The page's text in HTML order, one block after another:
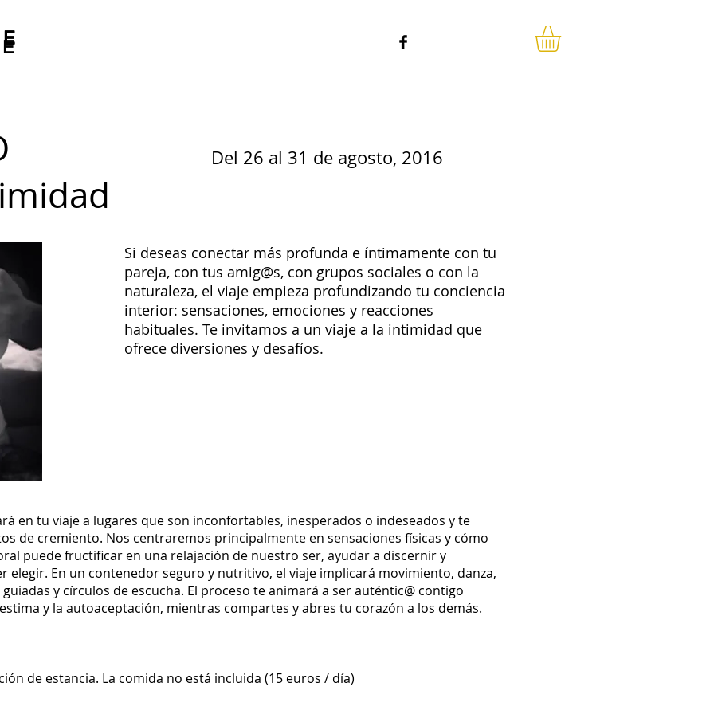
Del 26 al 31 de agosto, 2016
Si deseas conectar más profunda e íntimamente con tu
pareja, con tus amig@s, con grupos sociales o con la
naturaleza, el viaje empieza profundizando tu conciencia
interior: sensaciones, emociones y reacciones
habituales. Te invitamos a un viaje a la intimidad que
ofrece diversiones y desafíos.
en tu viaje a lugares que son inconfortables, inesperados o indeseados y te
de cremiento. Nos centraremos principalmente en sensaciones físicas y cómo
puede fructificar en una relajación de nuestro ser, ayudar a discernir y
elegir. En un contenedor seguro y nutritivo, el viaje implicará movimiento, danza,
y círculos de escucha. El proceso te animará a ser auténtic@ contigo
y la autoaceptación, mientras compartes y abres tu corazón a los demás.
de estancia. La comida no está incluida (15 euros / día)